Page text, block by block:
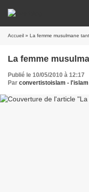
Accueil » La femme musulmane
La femme
Publié le 10/05/2010 à 12:17
Par convertistoislam -